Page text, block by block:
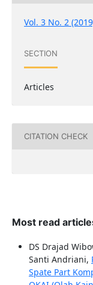
Vol. 3 No. 2
SECTION
Articles
CITATION CHECK
Most read
DS Drajad
Santi Andriani,
Spate Part